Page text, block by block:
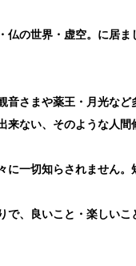
仏の世界・虚空。に居
音さまや薬王・月光な
来ない、そのような人
に一切知らされません
で、良いこと・楽しい